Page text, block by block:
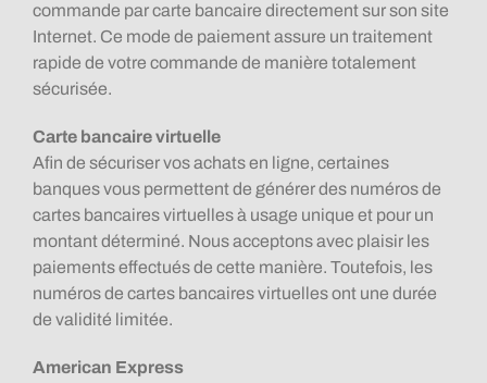
commande par carte bancaire directement sur son site
Internet. Ce mode de paiement assure un traitement
rapide de votre commande de manière totalement
sécurisée.
Carte bancaire virtuelle
Afin de sécuriser vos achats en ligne, certaines
banques vous permettent de générer des numéros de
cartes bancaires virtuelles à usage unique et pour un
montant déterminé. Nous acceptons avec plaisir les
paiements effectués de cette manière. Toutefois, les
numéros de cartes bancaires virtuelles ont une durée
de validité limitée.
American Express